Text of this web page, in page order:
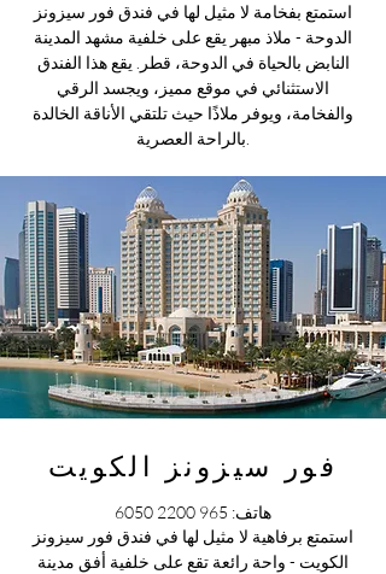
استمتع بفخامة لا مثيل لها في فندق فور سيزونز
الدوحة - ملاذ مبهر يقع على خلفية مشهد المدينة
النابض بالحياة في الدوحة، قطر. يقع هذا الفندق
الاستثنائي في موقع مميز، ويجسد الرقي
والفخامة، ويوفر ملاذًا حيث تلتقي الأناقة الخالدة
فور سيزونز الكويت
هاتف: 965 2200 6050
استمتع برفاهية لا مثيل لها في فندق فور سيزونز
الكويت - واحة رائعة تقع على خلفية أفق مدينة